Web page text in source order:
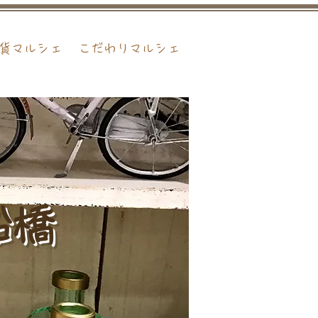
マルシェ こだわりマルシェ
橋